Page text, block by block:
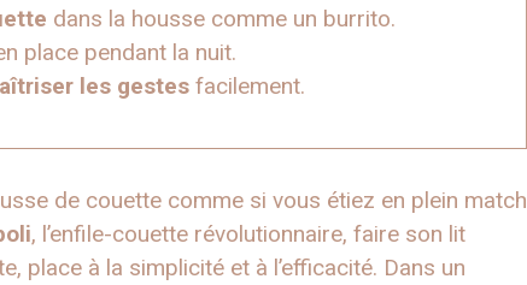
dans la housse comme un burrito.
place pendant la nuit.
les gestesfacilement.
de couette comme si vous étiez en plein match
, l’enfile-couette révolutionnaire, faire son lit
place à la simplicité et à l’efficacité. Dans un